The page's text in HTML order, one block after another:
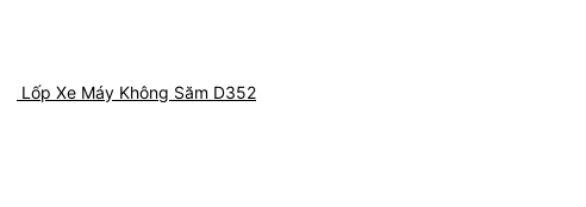
Lốp Xe Máy Không Săm D352